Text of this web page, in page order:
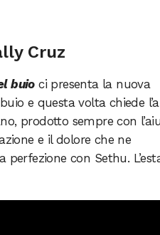
Cruz
buioci presenta la nuova
e questa volta chiede
prodotto sempre con
e il dolore che ne
con Sethu.